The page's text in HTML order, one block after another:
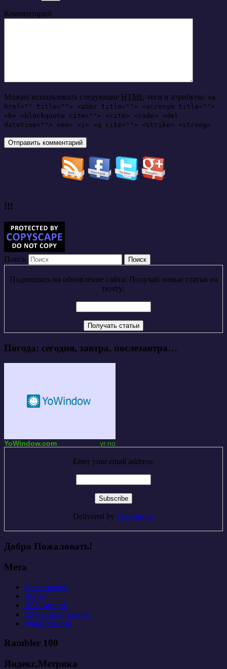
Комментарий
Можно использовать следующие HTML-теги и атрибуты: <a
href="" title=""> <abbr title=""> <acronym title="">
<b> <blockquote cite=""> <cite> <code> <del
datetime=""> <em> <i> <q cite=""> <strike> <strong>
!!!
Поиск
Подпишись на обновление сайта! Получай новые статьи на
почту:
Погода: сегодня, завтра, послезавтра…
YoWindow.com yr.no
Enter your email address:
Delivered by FeedBurner
Добро Пожаловать!
Мета
Регистрация
Войти
RSS записей
RSS комментариев
WordPress.org
Rambler 100
Яндекс.Метрика